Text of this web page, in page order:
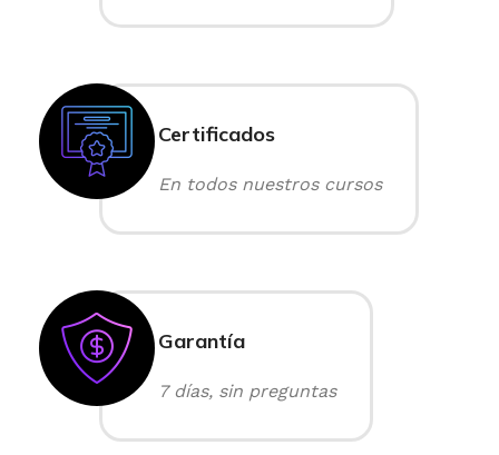
Certificados
En todos nuestros cursos
Garantía
7 días, sin preguntas